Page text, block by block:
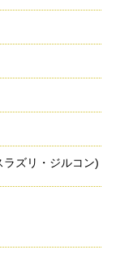
ズリ・ジルコン)